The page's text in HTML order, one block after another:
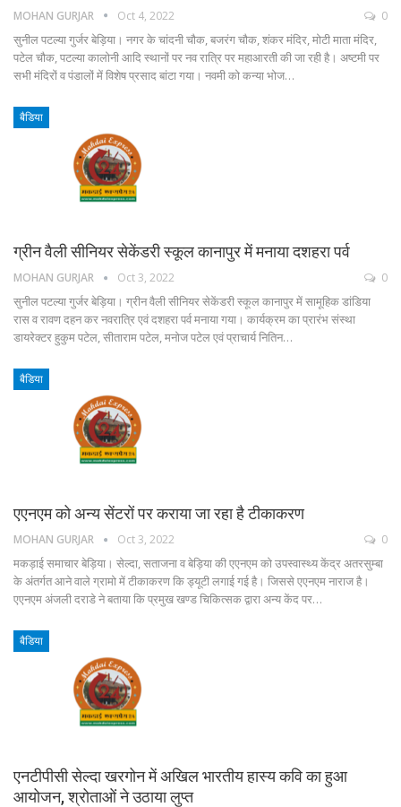
MOHAN GURJAR Oct 4, 2022 0
सुनील पटल्या गुर्जर बेड़िया। नगर के चांदनी चौक, बजरंग चौक, शंकर मंदिर, मोटी माता मंदिर,
पटेल चौक, पटल्या कालोनी आदि स्थानों पर नव रात्रि पर महाआरती की जा रही है। अष्टमी पर
सभी मंदिरों व पंडालों में विशेष प्रसाद बांटा गया। नवमी को कन्या भोज…
बैडिया
ग्रीन वैली सीनियर सेकेंडरी स्कूल कानापुर में मनाया दशहरा पर्व
MOHAN GURJAR Oct 3, 2022 0
सुनील पटल्या गुर्जर बेड़िया। ग्रीन वैली सीनियर सेकेंडरी स्कूल कानापुर में सामूहिक डांडिया
रास व रावण दहन कर नवरात्रि एवं दशहरा पर्व मनाया गया। कार्यक्रम का प्रारंभ संस्था
डायरेक्टर हुकुम पटेल, सीताराम पटेल, मनोज पटेल एवं प्राचार्य नितिन…
बैडिया
एएनएम को अन्य सेंटरों पर कराया जा रहा है टीकाकरण
MOHAN GURJAR Oct 3, 2022 0
मकड़ाई समाचार बेड़िया। सेल्दा, सताजना व बेड़िया की एएनएम को उपस्वास्थ्य केंद्र अतरसुम्बा
के अंतर्गत आने वाले ग्रामो में टीकाकरण कि ड्यूटी लगाई गई है। जिससे एएनएम नाराज है।
एएनएम अंजली दराडे ने बताया कि प्रमुख खण्ड चिकित्सक द्वारा अन्य केंद पर…
बैडिया
एनटीपीसी सेल्दा खरगोन में अखिल भारतीय हास्य कवि का हुआ
आयोजन, श्रोताओं ने उठाया लुप्त